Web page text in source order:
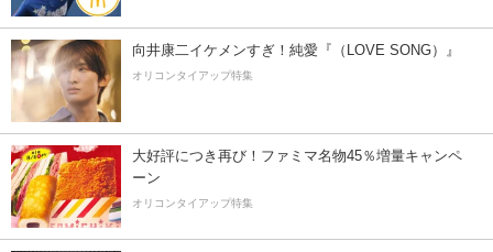
向井康二イケメンすぎ！純愛『（LOVE SONG）』
オリコンタイアップ特集
大好評につき再び！ファミマ名物45％増量キャンペ
ーン
オリコンタイアップ特集